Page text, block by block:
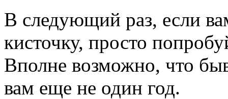
В следующий раз, если
кисточку, просто
Вполне возможно, что
вам еще не один год.